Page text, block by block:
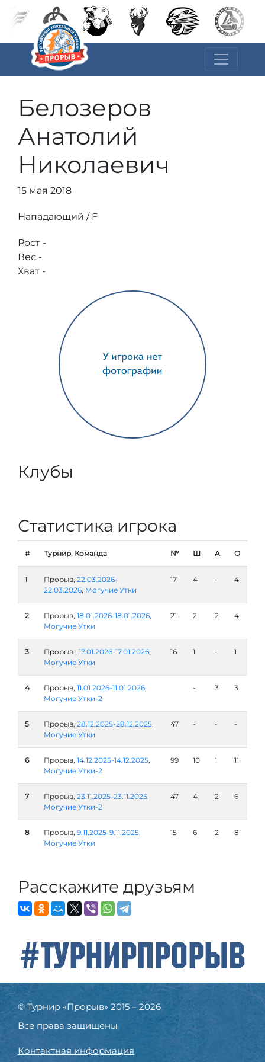
Белозеров
Анатолий
Николаевич
15 мая 2018
Нападающий / F
Рост -
Вес -
Хват -
Клубы
Статистика игрока
# Турнир, Команда № Ш А О
1 Прорыв, 22.03.2026-
22.03.2026, Могучие Утки
17 4 - 4
2 Прорыв, 18.01.2026-18.01.2026,
Могучие Утки
21 2 2 4
3 Прорыв , 17.01.2026-17.01.2026,
Могучие Утки
16 1 - 1
4 Прорыв, 11.01.2026-11.01.2026,
Могучие Утки-2
- 3 3
5 Прорыв, 28.12.2025-28.12.2025,
Могучие Утки
47 - - -
6 Прорыв, 14.12.2025-14.12.2025,
Могучие Утки-2
99 10 1 11
7 Прорыв, 23.11.2025-23.11.2025,
Могучие Утки-2
47 4 2 6
8 Прорыв, 9.11.2025-9.11.2025,
Могучие Утки
15 6 2 8
Расскажите друзьям
#ТурнирПрорыв
© Турнир «Прорыв» 2015 – 2026
Все права защищены
Контактная информация